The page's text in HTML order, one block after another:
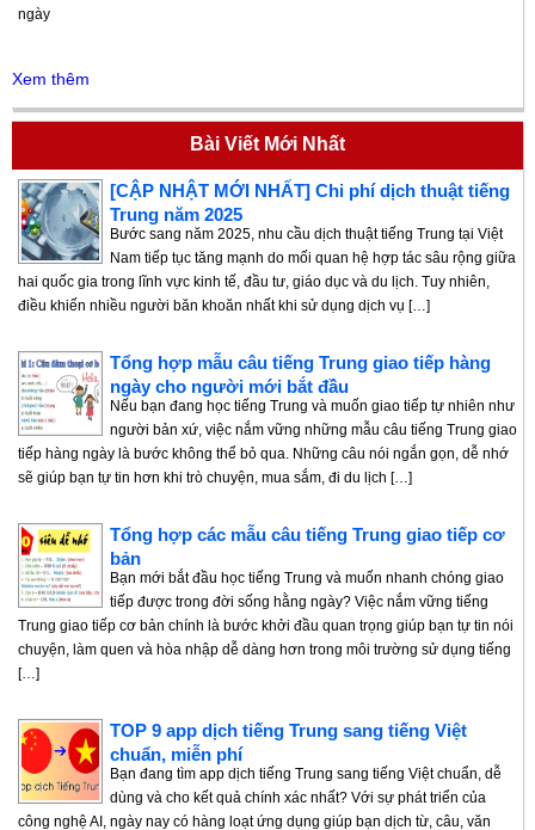
ngày
Xem thêm
Bài Viết Mới Nhất
[CẬP NHẬT MỚI NHẤT] Chi phí dịch thuật tiếng
Trung năm 2025
Bước sang năm 2025, nhu cầu dịch thuật tiếng Trung tại Việt
Nam tiếp tục tăng mạnh do mối quan hệ hợp tác sâu rộng giữa
hai quốc gia trong lĩnh vực kinh tế, đầu tư, giáo dục và du lịch. Tuy nhiên,
điều khiến nhiều người băn khoăn nhất khi sử dụng dịch vụ […]
Tổng hợp mẫu câu tiếng Trung giao tiếp hàng
ngày cho người mới bắt đầu
Nếu bạn đang học tiếng Trung và muốn giao tiếp tự nhiên như
người bản xứ, việc nắm vững những mẫu câu tiếng Trung giao
tiếp hàng ngày là bước không thể bỏ qua. Những câu nói ngắn gọn, dễ nhớ
sẽ giúp bạn tự tin hơn khi trò chuyện, mua sắm, đi du lịch […]
Tổng hợp các mẫu câu tiếng Trung giao tiếp cơ
bản
Bạn mới bắt đầu học tiếng Trung và muốn nhanh chóng giao
tiếp được trong đời sống hằng ngày? Việc nắm vững tiếng
Trung giao tiếp cơ bản chính là bước khởi đầu quan trọng giúp bạn tự tin nói
chuyện, làm quen và hòa nhập dễ dàng hơn trong môi trường sử dụng tiếng
[…]
TOP 9 app dịch tiếng Trung sang tiếng Việt
chuẩn, miễn phí
Bạn đang tìm app dịch tiếng Trung sang tiếng Việt chuẩn, dễ
dùng và cho kết quả chính xác nhất? Với sự phát triển của
công nghệ AI, ngày nay có hàng loạt ứng dụng giúp bạn dịch từ, câu, văn